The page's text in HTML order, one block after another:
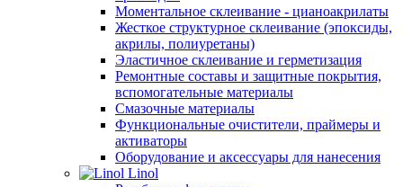
Моментальное склеивание - цианоакрилаты
Жесткое структурное склеивание (эпоксиды,
акрилы, полиуретаны)
Эластичное склеивание и герметизация
Ремонтные составы и защитные покрытия,
вспомогательные материалы
Смазочные материалы
Функциональные очистители, праймеры и
активаторы
Оборудование и аксессуары для нанесения
Linol